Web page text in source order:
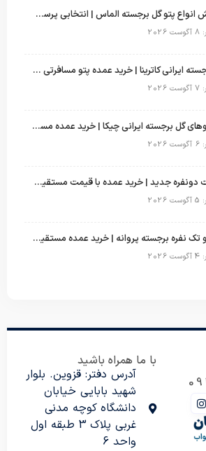
مرکز فروش انواع پتو گل برجسته الماس | انتخابی پرسود برای عمده‌فروشان
پتو گل برجسته ایرانی کاترینا | خرید عمده پتو مسافرتی با قیمت تولیدی
قیمت پتوهای گل برجسته ایرانی چیکا | خرید عمده مستقیم با سود بالا
پتو گلبافت دونفره جدید | خرید عمده با قیمت مستقیم و طرح‌های پرفروش بازار
قیمت پتو تک نفره برجسته پروانه | خرید عمده مستقیم با بهترین قیمت بازار
با ما همراه باشید
آدرس دفتر: قزوین. بلوار
شهید بابایی خیابان
دانشگاه کوچه مدنی
غربی پلاک 3 طبقه اول
واحد 6